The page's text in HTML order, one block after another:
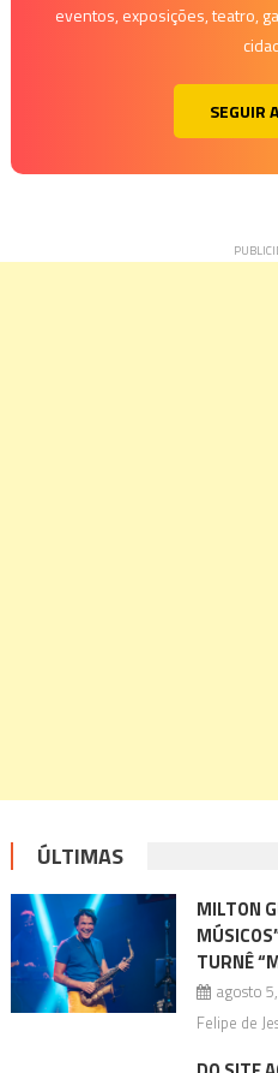
eventos, exposições, teatro,
SEGUIR
ÚLTIMAS
MILTON
TURNÊ
agosto
Felipe de